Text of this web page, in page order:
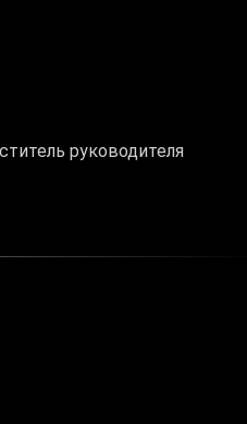
руководителя